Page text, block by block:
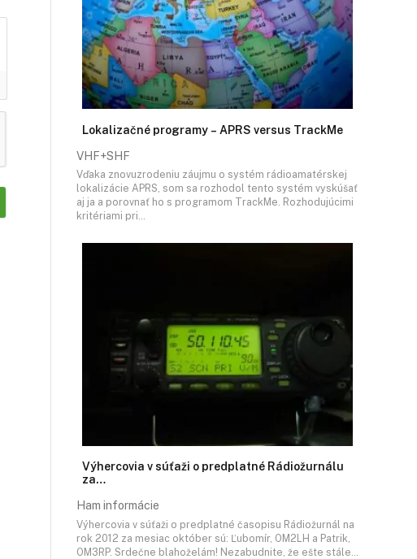
Lokalizačné programy – APRS versus TrackMe
VHF+SHF
Vďaka znovuzrodeniu záujmu o systém rádioamatérskej
lokalizácie APRS, som sa rozhodol tento systém vyskúšať
aj ja a porovnať ho s programom TrackMe. Rozhodujúcimi
kritériami pri…
Výhercovia v súťaži o predplatné Rádiožurnálu
za…
Ham informácie
Výhercovia v súťaži o predplatné časopisu Rádiožurnál na
rok 2012 za mesiac október sú: Ľubomír, OM2LH a Patrik,
OM3RP. Srdečne blahoželám! Nezabudnite, že ešte stále…